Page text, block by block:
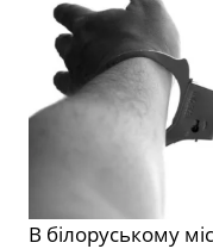
В білоруському